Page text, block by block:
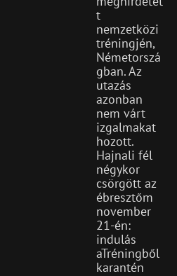
t
nemzetközi
tréningjén,
Németorszá
gban. Az
utazás
azonban
nem várt
izgalmakat
hozott.
Hajnali fél
négykor
csörgött az
ébresztőm
november
21-én:
indulás
aTréningből
karantén